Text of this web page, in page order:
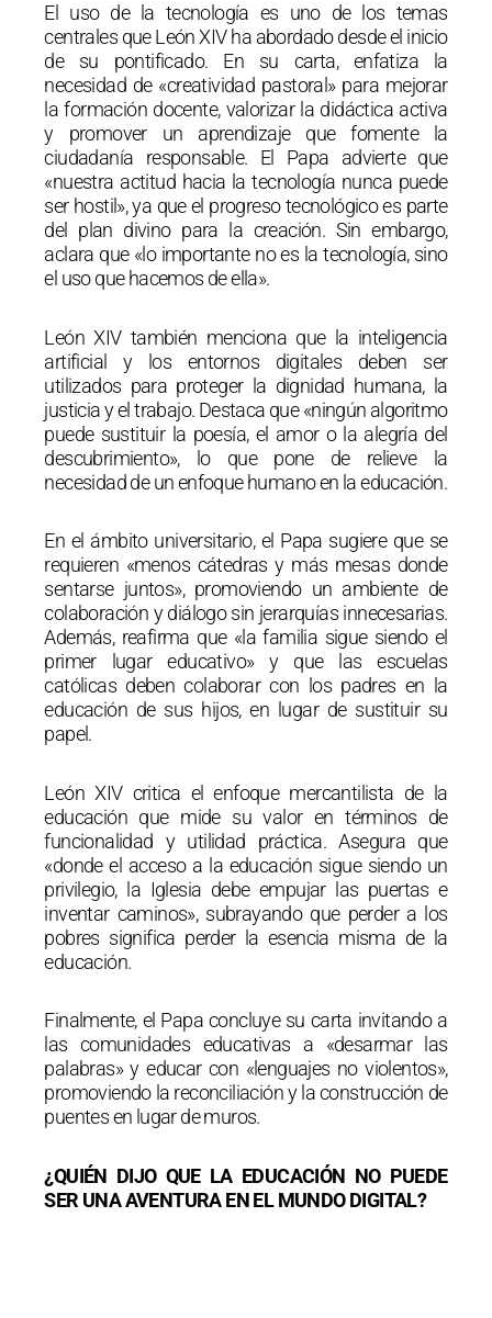
El uso de la tecnología es uno de los temas
centrales que León XIV ha abordado desde el inicio
de su pontificado. En su carta, enfatiza la
necesidad de «creatividad pastoral» para mejorar
la formación docente, valorizar la didáctica activa
y promover un aprendizaje que fomente la
ciudadanía responsable. El Papa advierte que
«nuestra actitud hacia la tecnología nunca puede
ser hostil», ya que el progreso tecnológico es parte
del plan divino para la creación. Sin embargo,
aclara que «lo importante no es la tecnología, sino
el uso que hacemos de ella».
León XIV también menciona que la inteligencia
artificial y los entornos digitales deben ser
utilizados para proteger la dignidad humana, la
justicia y el trabajo. Destaca que «ningún algoritmo
puede sustituir la poesía, el amor o la alegría del
descubrimiento», lo que pone de relieve la
necesidad de un enfoque humano en la educación.
En el ámbito universitario, el Papa sugiere que se
requieren «menos cátedras y más mesas donde
sentarse juntos», promoviendo un ambiente de
colaboración y diálogo sin jerarquías innecesarias.
Además, reafirma que «la familia sigue siendo el
primer lugar educativo» y que las escuelas
católicas deben colaborar con los padres en la
educación de sus hijos, en lugar de sustituir su
papel.
León XIV critica el enfoque mercantilista de la
educación que mide su valor en términos de
funcionalidad y utilidad práctica. Asegura que
«donde el acceso a la educación sigue siendo un
privilegio, la Iglesia debe empujar las puertas e
inventar caminos», subrayando que perder a los
pobres significa perder la esencia misma de la
educación.
Finalmente, el Papa concluye su carta invitando a
las comunidades educativas a «desarmar las
palabras» y educar con «lenguajes no violentos»,
promoviendo la reconciliación y la construcción de
puentes en lugar de muros.
¿QUIÉN DIJO QUE LA EDUCACIÓN NO PUEDE
SER UNA AVENTURA EN EL MUNDO DIGITAL?